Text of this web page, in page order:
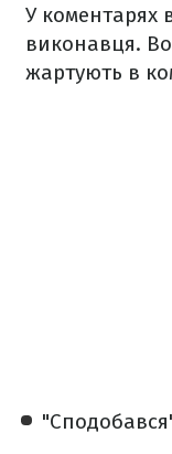
У коментарях
виконавця.
жартують в